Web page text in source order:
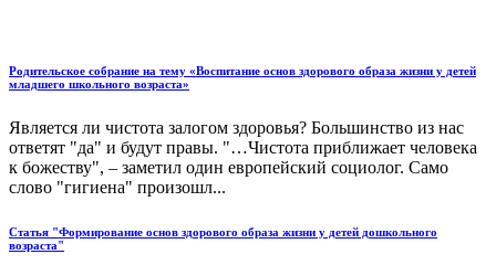
Родительское собрание на тему «Воспитание основ здорового образа жизни у детей
младшего школьного возраста»
Является ли чистота залогом здоровья? Большинство из нас
ответят "да" и будут правы. "…Чистота приближает человека
к божеству", – заметил один европейский социолог. Само
слово "гигиена" произошл...
Статья "Формирование основ здорового образа жизни у детей дошкольного
возраста"